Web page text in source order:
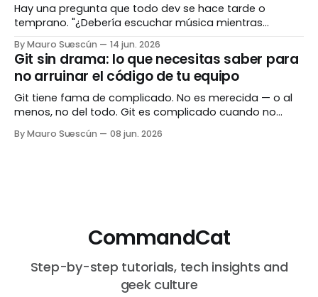
Hay una pregunta que todo dev se hace tarde o
temprano. "¿Debería escuchar música mientras
haciendo y qué estás escuchando. La respuesta larga
es este post. Llevo años experimentando con música,
ruido, silencio y todo lo que existe en el
By Mauro Suescún 14 jun. 2026
Git sin drama: lo que necesitas saber para
no arruinar el código de tu equipo
Git tiene fama de complicado. No es merecida — o al
menos, no del todo. Git es complicado cuando no
mayoría de los comandos tienen un sentido lógico tan
By Mauro Suescún 08 jun. 2026
CommandCat
Step-by-step tutorials, tech insights and
geek culture